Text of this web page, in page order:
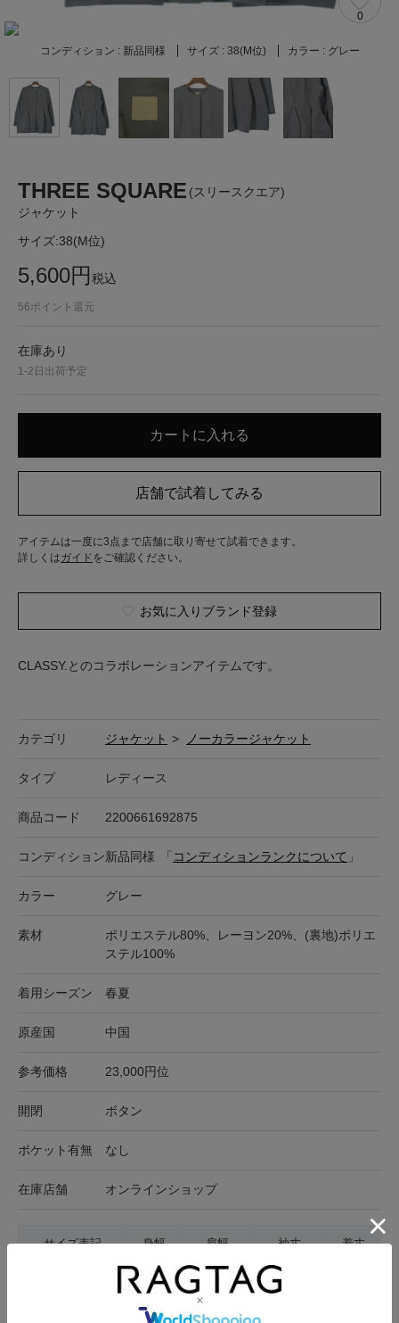
0
コンディション : 新品同様 サイズ : 38(M位) カラー : グレー
THREE SQUARE (スリースクエア)
ジャケット
サイズ:38(M位)
5,600円税込
56ポイント還元
在庫あり
1-2日出荷予定
アイテムは一度に3点まで店舗に取り寄せて試着できます。
詳しくはガイド をご確認ください。
お気に入りブランド登録
CLASSY.とのコラボレーションアイテムです。
カテゴリ ジャケット > ノーカラージャケット
タイプ レディース
商品コード 2200661692875
コンディション新品同様 「 コンディションランクについて 」
カラー グレー
素材
ポリエステル80%、レーヨン20%、(裏地)ポリエ
ステル100%
着用シーズン 春夏
原産国 中国
参考価格 23,000円位
開閉 ボタン
ポケット有無 なし
在庫店舗 オンラインショップ
サイズ表記 身幅 肩幅 袖丈 着丈
47cm 34.5cm 60.5cm
サイズの測り方について